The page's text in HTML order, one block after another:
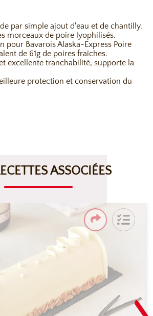
par simple ajout d'eau et de chantilly.
morceaux de poire lyophilisés.
pour Bavarois Alaska-Express Poire
de 61g de poires fraîches.
excellente tranchabilité, supporte la
protection et conservation du
ASSOCIÉES